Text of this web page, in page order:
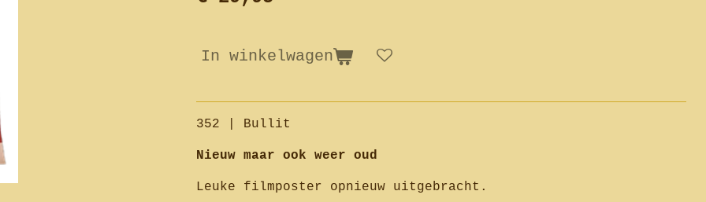
In winkelwagen
352 | Bullit
Nieuw maar ook weer oud
Leuke filmposter opnieuw uitgebracht.